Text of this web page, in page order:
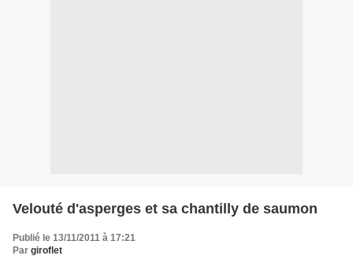
Velouté d'asperges et sa chantilly de saumon
Publié le 13/11/2011 à 17:21
Par giroflet